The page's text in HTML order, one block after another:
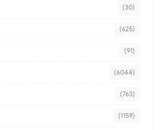
(30)
(625)
(91)
(6044)
(763)
(1159)